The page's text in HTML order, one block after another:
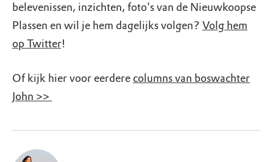
belevenissen, inzichten, foto's van de Nieuwkoopse
Plassen en wil je hem dagelijks volgen? Volg hem
op Twitter!
Of kijk hier voor eerdere columns van boswachter
John >>